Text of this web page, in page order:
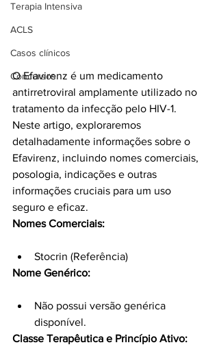
Terapia Intensiva
ACLS
Casos clínicos
Concursos
O Efavirenz é um medicamento
antirretroviral amplamente utilizado no
tratamento da infecção pelo HIV-1.
Neste artigo, exploraremos
detalhadamente informações sobre o
Efavirenz, incluindo nomes comerciais,
posologia, indicações e outras
informações cruciais para um uso
seguro e eficaz.
Nomes Comerciais:
Stocrin (Referência)
Nome Genérico:
Não possui versão genérica
disponível.
Classe Terapêutica e Princípio Ativo: